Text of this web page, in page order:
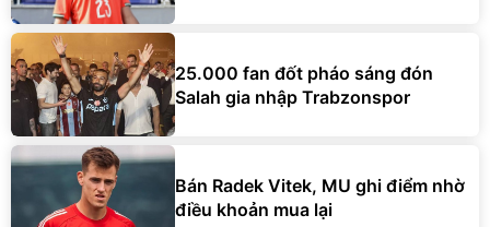
25.000 fan đốt pháo sáng đón
Salah gia nhập Trabzonspor
Bán Radek Vitek, MU ghi điểm nhờ
điều khoản mua lại